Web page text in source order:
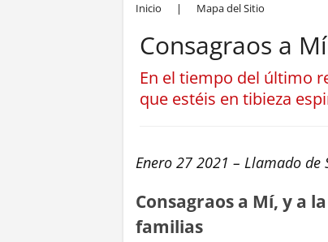
Inicio | Mapa del Sitio
Consagraos a
En el tiempo del último
que estéis en tibieza
Enero 27 2021 – Llamado de
Consagraos a Mí, y a
familias